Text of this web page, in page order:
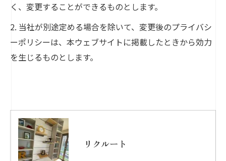
く、変更することができるものとします。
2. 当社が別途定める場合を除いて、変更後のプライバシ
ーポリシーは、本ウェブサイトに掲載したときから効力
を生じるものとします。
リクルート